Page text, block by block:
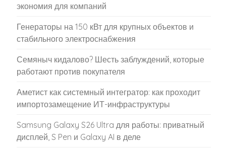
экономия для компаний
Генераторы на 150 кВт для крупных объектов и
стабильного электроснабжения
Семяныч кидалово? Шесть заблуждений, которые
работают против покупателя
Аметист как системный интегратор: как проходит
импортозамещение ИТ-инфраструктуры
Samsung Galaxy S26 Ultra для работы: приватный
дисплей, S Pen и Galaxy AI в деле